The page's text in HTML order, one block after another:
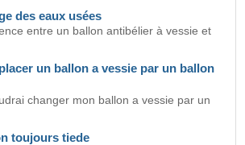
des eaux usées
entre un ballon antibélier à vessie et
un ballon a vessie par un ballon
changer mon ballon a vessie par un
toujours tiede